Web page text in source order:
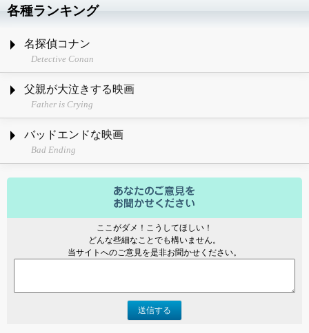
各種ランキング
名探偵コナン
Detective Conan
父親が大泣きする映画
Father is Crying
バッドエンドな映画
Bad Ending
ここがダメ！こうしてほしい！
どんな些細なことでも構いません。
当サイトへのご意見を是非お聞かせください。
送信する